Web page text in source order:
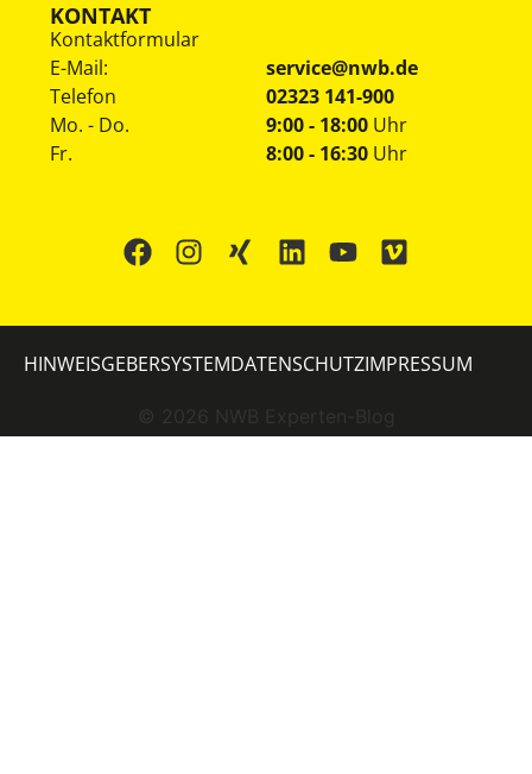
KONTAKT
Kontaktformular
E-Mail:
service@nwb.de
Telefon
02323 141-900
Mo. - Do.
Fr.
9:00 - 18:00 Uhr
8:00 - 16:30 Uhr
© 2026 NWB Experten-Blog
HINWEISGEBERSYSTEMDATENSCHUTZIMPRESSUM